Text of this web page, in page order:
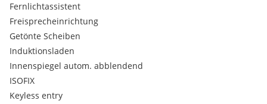
Fernlichtassistent
Freisprecheinrichtung
Getönte Scheiben
Induktionsladen
Innenspiegel autom. abblendend
ISOFIX
Keyless entry